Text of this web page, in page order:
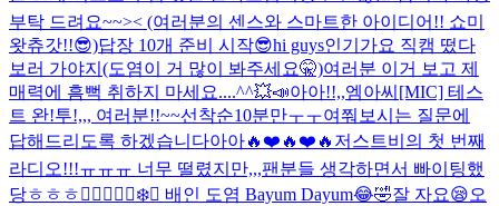
부탁 드려요~~>< (여러분의 센스와 스마트한 아이디어!! 쇼미
왓츄갓!!😎)답장 10개 준비 시작😎hi guys인기가요 직캠 떴다
보러 가야지(도염이 거 많이 봐주세요🤫)여러분 이거 보고 제
매력에 흠뻑 취하지 마세요....^^💥📣아아!!,,엠아씨[MIC] 테스
트 완!투!,,, 여러분!!~~선착순10분만ㅜㅜ여쭤보시는 질문에
답해드리도록 하겠습니다아아🔥❤️🔥❤️🔥 저스트비의 첫 번째
라디오!!!ㅠㅠㅠ 너무 떨렸지만,,,팬분들 생각하면서 빠이팅했
당ㅎㅎㅎ❤️‍🔥❤️‍🔥 🐻‍❄️🐶 배인 도염 Bayum Dayum😂🤣잘 자요😪오